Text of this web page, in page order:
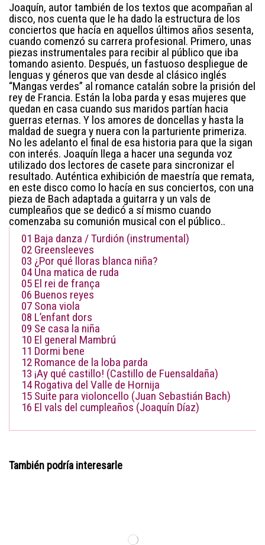
Joaquín, autor también de los textos que acompañan al
disco, nos cuenta que le ha dado la estructura de los
conciertos que hacía en aquellos últimos años sesenta,
cuando comenzó su carrera profesional. Primero, unas
piezas instrumentales para recibir al público que iba
tomando asiento. Después, un fastuoso despliegue de
lenguas y géneros que van desde al clásico inglés
“Mangas verdes” al romance catalán sobre la prisión del
rey de Francia. Están la loba parda y esas mujeres que
quedan en casa cuando sus maridos partían hacia
guerras eternas. Y los amores de doncellas y hasta la
maldad de suegra y nuera con la parturiente primeriza.
No les adelanto el final de esa historia para que la sigan
con interés. Joaquín llega a hacer una segunda voz
utilizado dos lectores de casete para sincronizar el
resultado. Auténtica exhibición de maestría que remata,
en este disco como lo hacía en sus conciertos, con una
pieza de Bach adaptada a guitarra y un vals de
cumpleaños que se dedicó a sí mismo cuando
comenzaba su comunión musical con el público..
01 Baja danza / Turdión (instrumental)
02 Greensleeves
03 ¿Por qué lloras blanca niña?
04 Una matica de ruda
05 El rei de frança
06 Buenos reyes
07 Sona viola
08 L’enfant dors
09 Se casa la niña
10 El general Mambrú
11 Dormi bene
12 Romance de la loba parda
13 ¡Ay qué castillo! (Castillo de Fuensaldaña)
14 Rogativa del Valle de Hornija
15 Suite para violoncello (Juan Sebastián Bach)
16 El vals del cumpleaños (Joaquín Díaz)
También podría interesarle